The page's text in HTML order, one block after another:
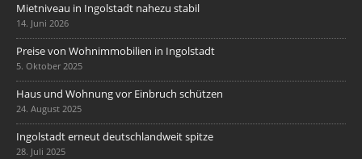
Mietniveau in Ingolstadt nahezu stabil
14. Juni 2026
Preise von Wohnimmobilien in Ingolstadt
5. Oktober 2025
Haus und Wohnung vor Einbruch schützen
24. August 2025
Ingolstadt erneut deutschlandweit spitze
28. Juli 2025